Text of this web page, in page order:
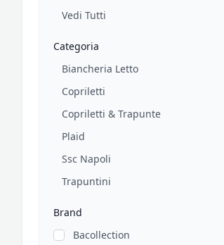
Vedi Tutti
Categoria
Biancheria Letto
Copriletti
Copriletti & Trapunte
Plaid
Ssc Napoli
Trapuntini
Brand
Bacollection